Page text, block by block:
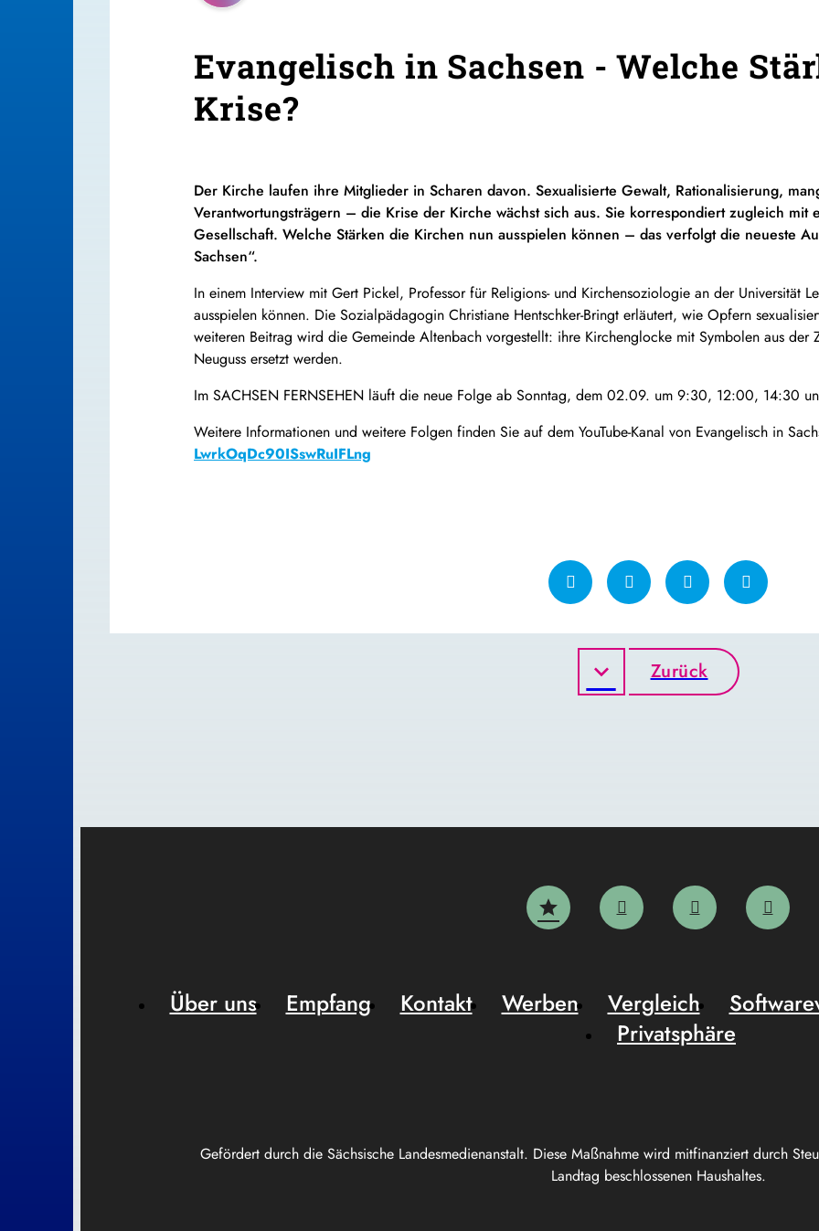
Evangelisch in Sachsen - Welche
Krise?
Der Kirche laufen ihre Mitglieder in Scharen davon. Sexualisierte Gewalt, Rationalisierung,
Verantwortungsträgern – die Krise der Kirche wächst sich aus. Sie korrespondiert zugleich mit
Gesellschaft. Welche Stärken die Kirchen nun ausspielen können – das verfolgt die neueste
Sachsen“.
In einem Interview mit Gert Pickel, Professor für Religions- und Kirchensoziologie an der Universität
ausspielen können. Die Sozialpädagogin Christiane Hentschker-Bringt erläutert, wie Opfern
weiteren Beitrag wird die Gemeinde Altenbach vorgestellt: ihre Kirchenglocke mit Symbolen aus der
Neuguss ersetzt werden.
Im SACHSEN FERNSEHEN läuft die neue Folge ab Sonntag, dem 02.09. um 9:30, 12:00, 14:30
Weitere Informationen und weitere Folgen finden Sie auf dem YouTube-Kanal von Evangelisch in
LwrkOqDc90ISswRuIFLng
Zurück
Gefördert durch die Sächsische Landesmedienanstalt. Diese Maßnahme wird mitfinanziert durch
Landtag beschlossenen Haushaltes.
Über uns Empfang Kontakt Werben Vergleich
Privatsphäre